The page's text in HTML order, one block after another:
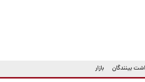
بینندگان بازار